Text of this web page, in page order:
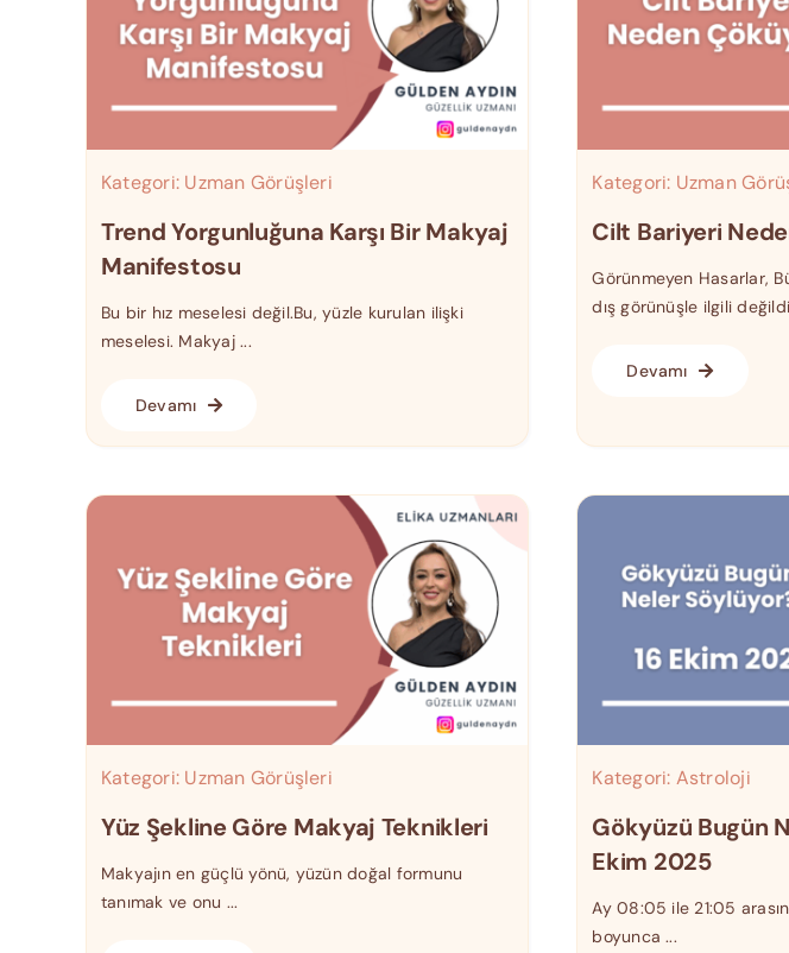
Kategori: Uzman Görüşleri
Trend Yorgunluğuna Karşı Bir Makyaj
Manifestosu
Bu bir hız meselesi değil.Bu, yüzle kurulan ilişki
meselesi. Makyaj ...
Devamı
Kategori: Uzman
Cilt Bariyeri
Görünmeyen Hasarlar,
dış görünüşle ilgili
Devamı
Kategori: Uzman Görüşleri
Yüz Şekline Göre Makyaj Teknikleri
Makyajın en güçlü yönü, yüzün doğal formunu
tanımak ve onu ...
Kategori: Astroloji
Gökyüzü Bugün
Ekim 2025
Ay 08:05 ile 21:05
boyunca ...